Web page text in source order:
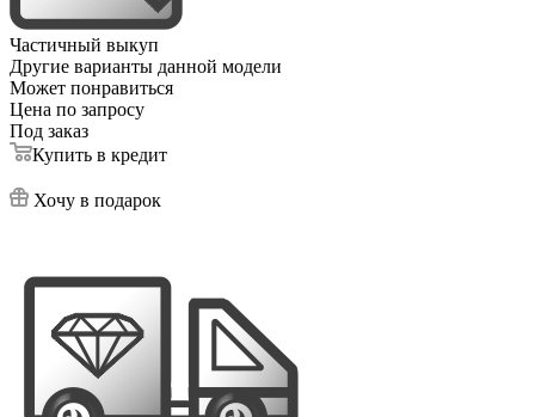
Частичный выкуп
Другие варианты данной модели
Может понравиться
Цена по запросу
Под заказ
Купить в кредит
Хочу в подарок